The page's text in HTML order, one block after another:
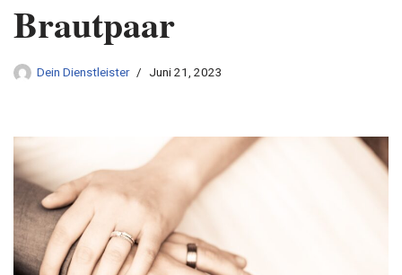
Brautpaar
Dein Dienstleister Juni 21, 2023